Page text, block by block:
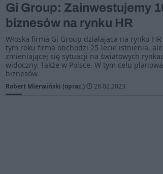
Gi Group: Zainwestujemy
biznesów na rynku HR
Włoska firma Gi Group działająca na rynku
tym roku firma obchodzi 25-lecie istnienia,
zmieniającej się sytuacji na światowych
widoczny. Także w Polsce. W tym celu
biznesów.
Robert Mierwiński (oprac.) 28.02.2023